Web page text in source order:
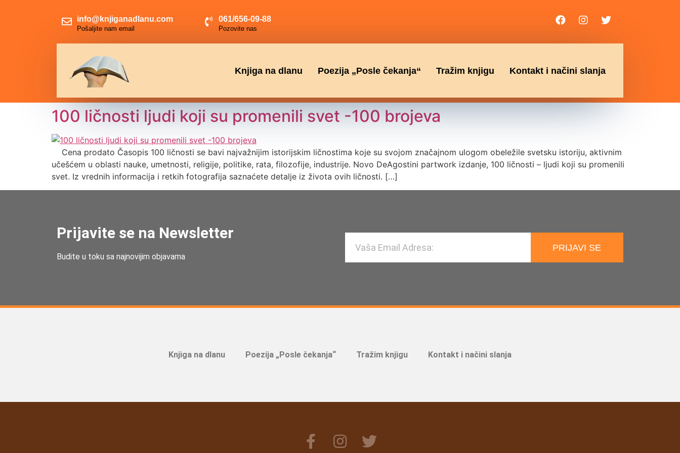
info@knjiganadlanu.com
Pošaljite nam email
061/656-09-88
Pozovite nas
Knjiga na dlanu Poezija „Posle čekanja“ Tražim knjigu Kontakt i načini slanja
100 ličnosti ljudi koji su promenili svet -100 brojeva
Cena prodato Časopis 100 ličnosti se bavi najvažnijim istorijskim ličnostima koje su svojom značajnom ulogom obeležile svetsku istoriju, aktivnim
učešćem u oblasti nauke, umetnosti, religije, politike, rata, filozofije, industrije. Novo DeAgostini partwork izdanje, 100 ličnosti – ljudi koji su promenili
svet. Iz vrednih informacija i retkih fotografija saznaćete detalje iz života ovih ličnosti. […]
Prijavite se na Newsletter
Budite u toku sa najnovijim objavama
PRIJAVI SE
Knjiga na dlanu Poezija „Posle čekanja“ Tražim knjigu Kontakt i načini slanja